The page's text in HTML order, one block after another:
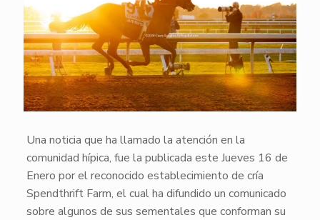
Una noticia que ha llamado la atención en la
comunidad hípica, fue la publicada este Jueves 16 de
Enero por el reconocido establecimiento de cría
Spendthrift Farm, el cual ha difundido un comunicado
sobre algunos de sus sementales que conforman su